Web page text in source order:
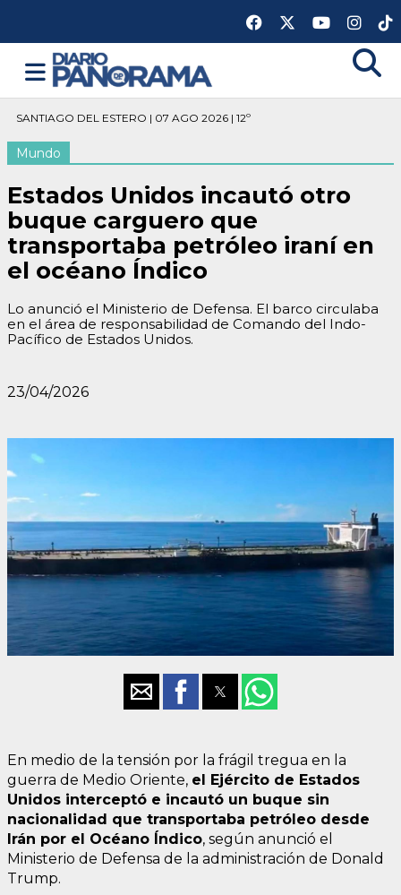
SANTIAGO DEL ESTERO | 07 AGO 2026 | 12º
Mundo
Estados Unidos incautó otro
buque carguero que
transportaba petróleo iraní en
el océano Índico
Lo anunció el Ministerio de Defensa. El barco circulaba
en el área de responsabilidad de Comando del Indo-
Pacífico de Estados Unidos.
23/04/2026
En medio de la tensión por la frágil tregua en la
guerra de Medio Oriente, el Ejército de Estados
Unidos interceptó e incautó un buque sin
nacionalidad que transportaba petróleo desde
Irán por el Océano Índico, según anunció el
Ministerio de Defensa de la administración de Donald
Trump.